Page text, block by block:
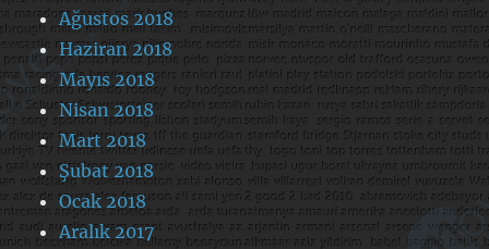
Ağustos 2018
Haziran 2018
Mayıs 2018
Nisan 2018
Mart 2018
Şubat 2018
Ocak 2018
Aralık 2017